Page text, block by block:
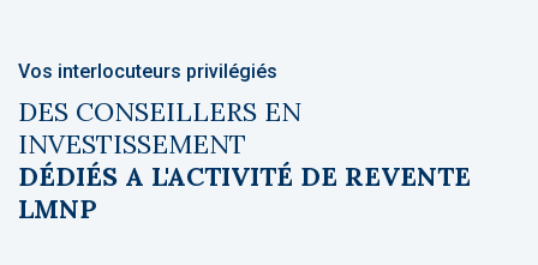
Vos interlocuteurs privilégiés
DES CONSEILLERS EN
INVESTISSEMENT
DÉDIÉS A L'ACTIVITÉ DE REVENTE
LMNP